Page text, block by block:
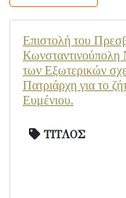
Επιστολή του
των Εξωτερικών
Πατριάρχη για το
Ευμένιου.
ΤΙΤΛΟΣ